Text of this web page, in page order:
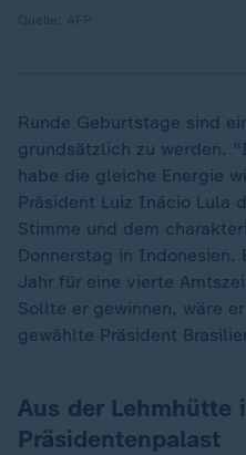
Runde Geburtstage sind
grundsätzlich zu werden.
habe die gleiche Energie
Präsident Luiz Inácio Lula
Stimme und dem
Donnerstag in Indonesien.
Jahr für eine vierte
Sollte er gewinnen, wäre
gewählte Präsident
Aus der Lehmhütte
Präsidentenpalast